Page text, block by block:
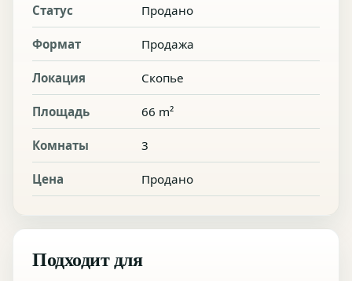
Статус Продано
Формат Продажа
Локация Скопье
Площадь 66 m²
Комнаты 3
Цена Продано
Подходит для